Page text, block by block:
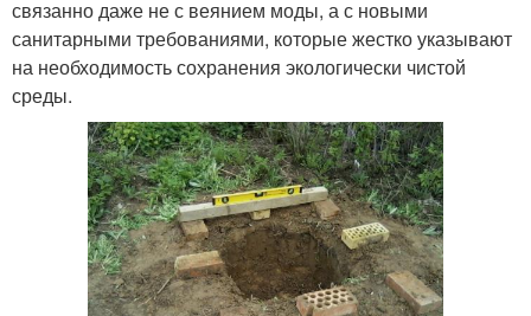
связанно даже не с веянием моды, а с новыми
санитарными требованиями, которые жестко указывают
на необходимость сохранения экологически чистой
среды.